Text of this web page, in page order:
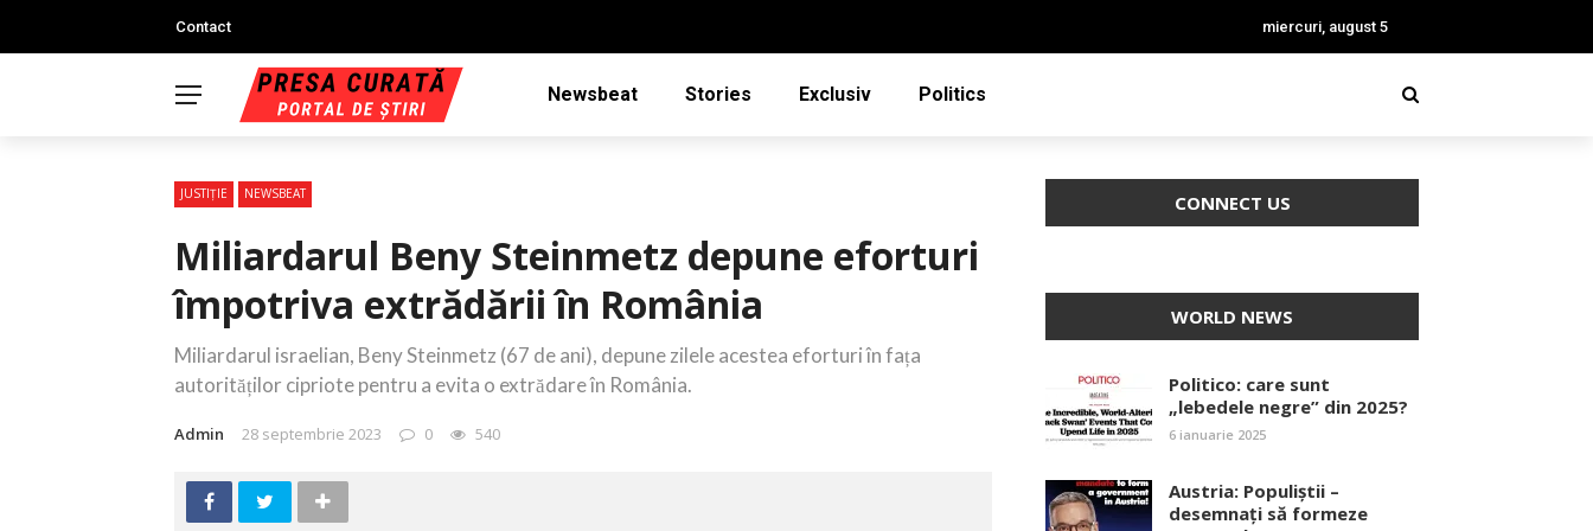
Contact miercuri, august 5
Newsbeat Stories Exclusiv Politics
JUSTIŢIE NEWSBEAT
Miliardarul Beny Steinmetz depune eforturi
împotriva extrădării în România
Miliardarul israelian, Beny Steinmetz (67 de ani), depune zilele acestea eforturi în fața
autorităților cipriote pentru a evita o extrădare în România.
Admin 28 septembrie 2023 0 540
CONNECT US
WORLD NEWS
Politico: care sunt
„lebedele negre” din 2025?
6 ianuarie 2025
Austria: Populiștii –
desemnați să formeze